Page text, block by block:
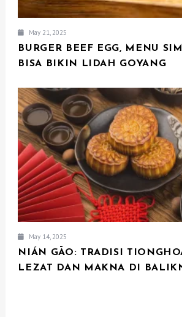
May 21, 2025
BURGER BEEF EGG, MENU
BISA BIKIN LIDAH GOYANG
May 14, 2025
NIÁN GĀO: TRADISI
LEZAT DAN MAKNA DI